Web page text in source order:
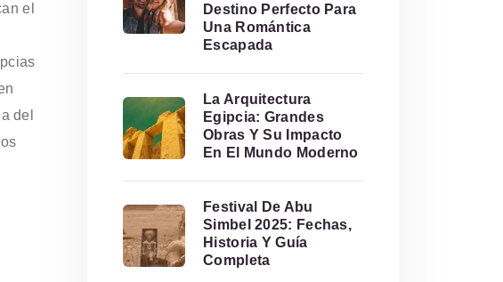
el
del
Destino Perfecto Para
Una Romántica
Escapada
La Arquitectura
Egipcia: Grandes
Obras Y Su Impacto
En El Mundo Moderno
Festival De Abu
Simbel 2025: Fechas,
Historia Y Guía
Completa